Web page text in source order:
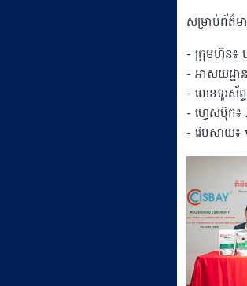
សម្រាប់ព័ត៌ម
- ក្រុមហ៊ុន៖
- អាសយដ្ឋា
- លេខទូរស័ព្
- ហ្វេសប៊ុក៖
- វេបសាយ